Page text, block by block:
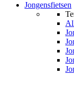
Jongensfietsen